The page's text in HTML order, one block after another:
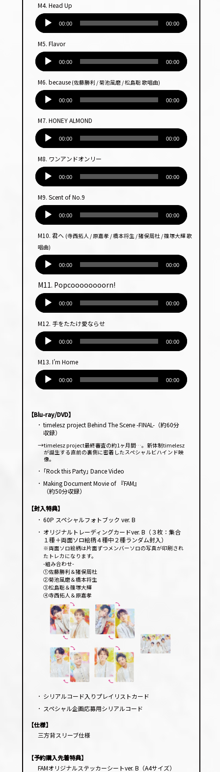
レー
ヤー
M4. Head Up
レー
ヤー
00:00 00:00
M5. Flavor
レー
ヤー
00:00 00:00
M6. because(佐藤勝利 / 菊池風磨 / 松島聡 歌唱曲)
レー
ヤー
00:00 00:00
M7. HONEY ALMOND
レー
ヤー
00:00 00:00
M8. ワンアンドオンリー
レー
ヤー
00:00 00:00
M9. Scent of No.9
レー
ヤー
00:00 00:00
M10. 君へ (寺西拓人 / 原嘉孝 / 橋本将生 / 猪俣周杜 / 篠塚大輝 歌
唱曲)
レー
ヤー
00:00 00:00
M11. Popcoooooooorn!
レー
ヤー
00:00 00:00
M12. 手をたたけ愛ならせ
レー
ヤー
00:00 00:00
M13. I’m Home
ヤー
00:00 00:00
【Blu-ray/DVD】
･ timelesz project Behind The Scene -FINAL-（約60分
収録）
→timelesz project最終審査の約1ヶ月間…。新体制timelesz
が誕生する直前の裏側に密着したスペシャルビハインド映
像。
･ ｢Rock this Party｣ Dance Video
･ Making Document Movie of 『FAM』
（約50分収録）
【封入特典】
･ 60P スペシャルフォトブック ver. B
･ オリジナルトレーディングカードver. B（３枚：集合
１種＋両面ソロ絵柄４種中２種ランダム封入）
※両面ソロ絵柄は片面ずつメンバーソロの写真が印刷され
たトレカになります。
-組み合わせ-
①佐藤勝利＆猪俣周杜
②菊池風磨＆橋本将生
③松島聡＆篠塚大輝
④寺西拓人＆原嘉孝
･ シリアルコード入りプレイリストカード
･ スペシャル企画応募用シリアルコード
【仕様】
三方背スリーブ仕様
【予約購入先着特典】
FAMオリジナルステッカーシートver. B（A4サイズ）